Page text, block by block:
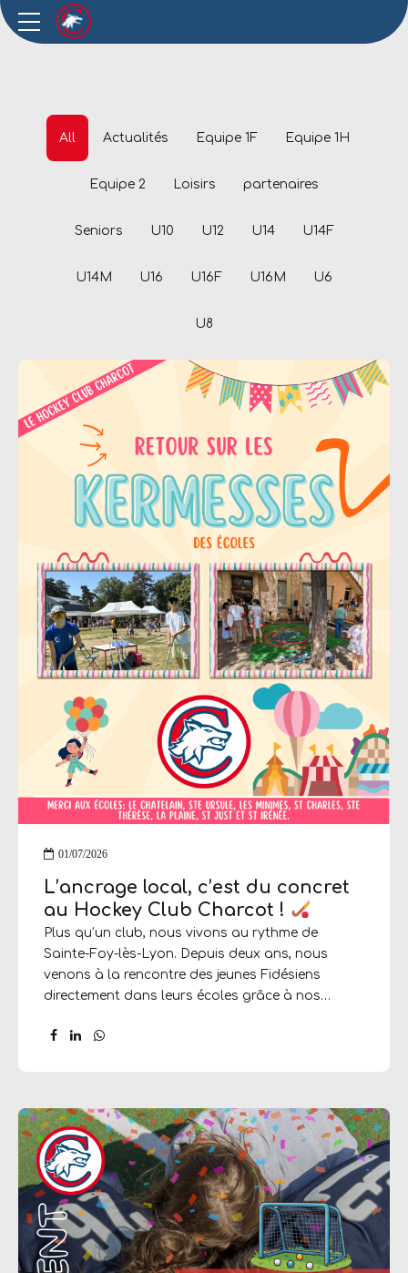
All Actualités Equipe 1F Equipe 1H
Equipe 2 Loisirs partenaires
Seniors U10 U12 U14 U14F
U14M U16 U16F U16M U6
U8
01/07/2026
L’ancrage local, c’est du concret
au Hockey Club Charcot !
Plus qu’un club, nous vivons au rythme de
Sainte-Foy-lès-Lyon. Depuis deux ans, nous
venons à la rencontre des jeunes Fidésiens
directement dans leurs écoles grâce à nos
d’année. Et le succès est impressionnant !
toutes et tous. Nous sommes fiers d’atteindre 51
% de filles sur nos stands cette année (contre 48
% en 2025). Un immense merci aux écoles
partenaires pour...